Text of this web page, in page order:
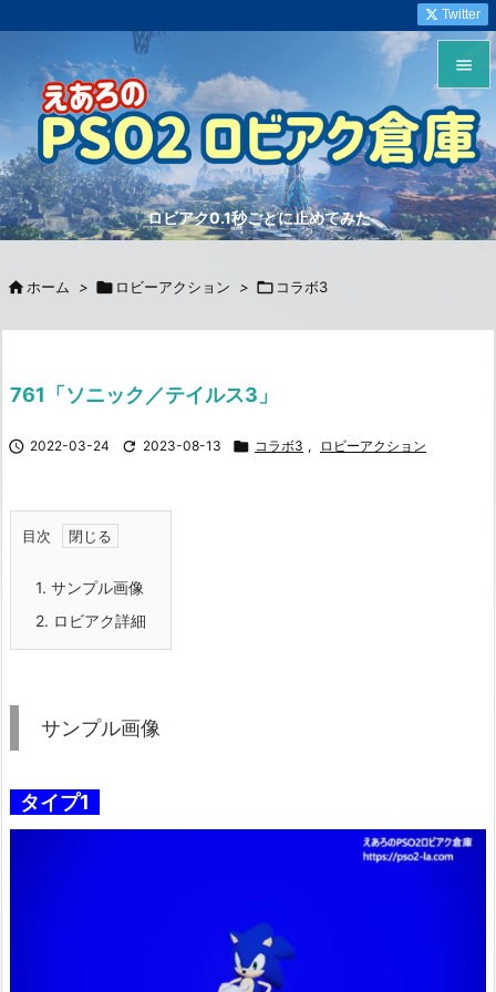
ロビアク0.1秒ごとに止めてみた


メニュ

サイド


Twitter
 ホーム >  ロビーアクション >  コラボ3
761「ソニック／テイルス3」
 2022-03-24  2023-08-13  コラボ3 , ロビーアクション
目次
1. サンプル画像
2. ロビアク詳細
サンプル画像
タイプ1